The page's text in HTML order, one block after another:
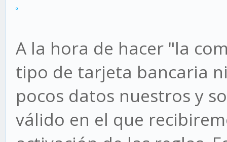
A la hora de hacer "la
tipo de tarjeta bancaria
pocos datos nuestros y
válido en el que